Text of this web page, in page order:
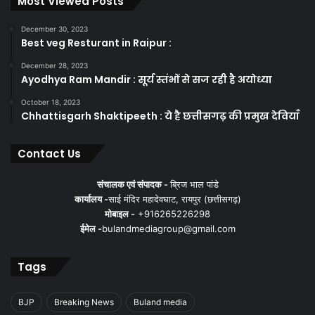
BJP Buland media India News
pm modi Rishabh Pant Health Update
December 30, 2023
Best veg Resturant in Raipur :
December 28, 2023
Ayodhya Ram Mandir : सूर्य स्तंभों से सज रही है अयोध्या
October 18, 2023
Chhattisgarh Shaktipeeth : ये है छत्तीसगढ़ की प्रमुख देवियाँ
Contact Us
संचालक एवं संपादक -ब्रिज भाल पांडे
कार्यालय -साई मंदिर महादेवघाट, रायपुर (छत्तीसगढ़)
मोबाइल - +916265226298
ईमेल -bulandmediagroup@gmail.com
Tags
BJP Breaking News Buland media